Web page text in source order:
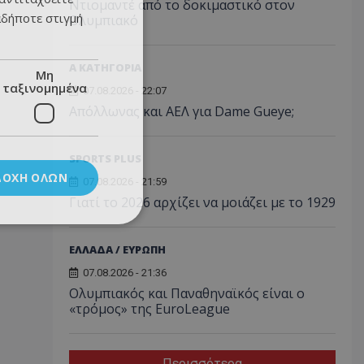
Ντιομαντέ από το δοκιμαστικό στον
Ολυμπιακό
07.08.2026 - 22:07
Απόλλωνας και ΑΕΛ για Dame Gueye;
SPORTS PLUS
07.08.2026 - 21:59
Γιατί το 2026 αρχίζει να μοιάζει με το 1929
ΕΛΛΑΔΑ / ΕΥΡΩΠΗ
07.08.2026 - 21:36
Ολυμπιακός και Παναθηναϊκός είναι ο
«τρόμος» της EuroLeague
στιγμή
Μη
ταξινομημένα
ΌΛΩΝ